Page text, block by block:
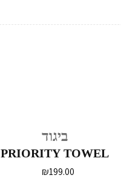
ביגוד
PRIORITY TOWEL
₪199.00